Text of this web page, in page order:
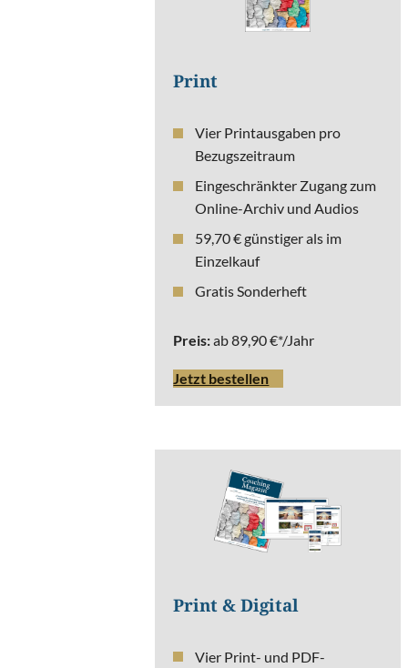
Print
Vier Printausgaben pro
Bezugszeitraum
Eingeschränkter Zugang zum
Online-Archiv und Audios
59,70 € günstiger als im
Einzelkauf
Gratis Sonderheft
Preis:ab 89,90 €*/Jahr
Jetzt bestellen
Print & Digital
Vier Print- und PDF-